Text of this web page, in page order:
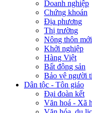
Doanh nghiệp
Chứng khoán
Địa phương
Thị trường
Nông thôn mới
Khởi nghiệp
Hàng Việt
Bất động sản
Bảo vệ người
Dân tộc - Tôn giáo
Đại đoàn kết
Văn hoá - Xã